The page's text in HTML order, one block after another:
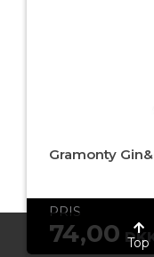
Gramonty
PRIS
74,00 Top